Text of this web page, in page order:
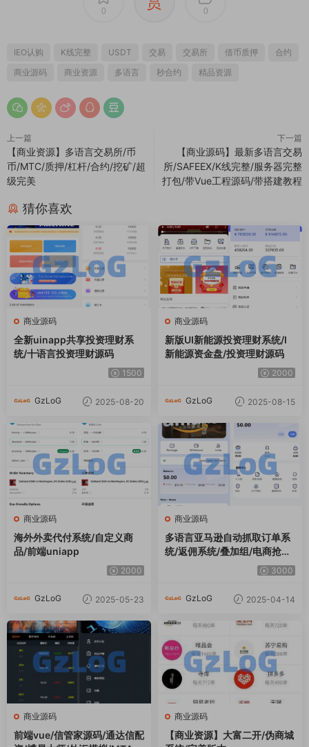
0 0
IEO认购 K线完整 USDT 交易 交易所 借币质押
合约
商业源码
商业资源 多语言 秒合约 精品资源
上一篇
【商业资源】多语言交易所/币
币/MTC/质押/杠杆/合约/挖矿/超
级完美
下一篇
【商业源码】最新多语言交易
所/SAFEEX/K线完整/服务器完整
打包/带Vue工程源码/带搭建教程
猜你喜欢
商业源码
全新uinapp共享投资理财系
统/十语言投资理财源码
1500
GzLoG 2025-08-20
商业源码
新版UI新能源投资理财系统/I
新能源资金盘/投资理财源码
2000
GzLoG 2025-08-15
商业源码
海外外卖代付系统/自定义商
品/前端uniapp
2000
GzLoG 2025-05-23
商业源码
多语言亚马逊自动抓取订单系
统/返佣系统/叠加组/电商抢单
3000
GzLoG 2025-04-14
商业源码
前端vue/信管家源码/通达信配
商业源码
【商业资源】大富二开/伪商城